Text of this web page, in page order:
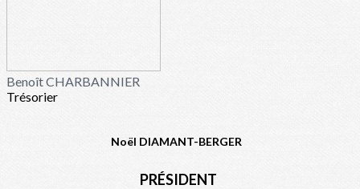
Benoît CHARBANNIER
Trésorier
Noël DIAMANT-BERGER
PRÉSIDENT